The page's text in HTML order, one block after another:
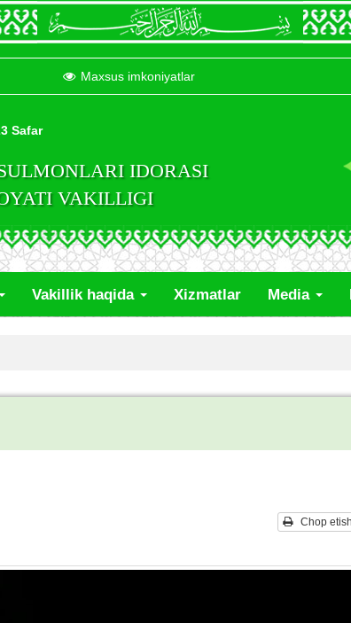
Maxsus imkoniyatlar
Safar
IDORASI
VAKILLIGI
Vakillik haqida Xizmatlar Media
Chop etish